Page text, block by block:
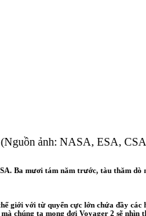
ảnh: NASA, ESA,
Ba mươi tám năm trước, tàu thăm
giới với từ quyển cực lớn chứa đầy
chúng ta mong đợi Voyager 2 sẽ nhìn